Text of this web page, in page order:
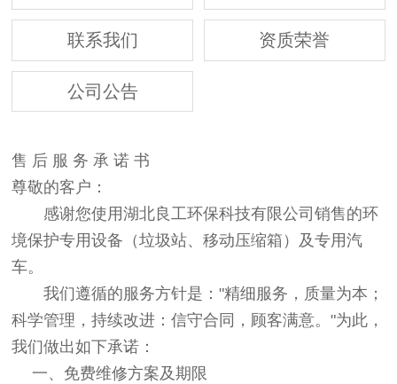
联系我们 资质荣誉
公司公告
售 后 服 务 承 诺 书
尊敬的客户：
感谢您使用湖北良工环保科技有限公司销售的环
境保护专用设备（垃圾站、移动压缩箱）及专用汽
车。
我们遵循的服务方针是："精细服务，质量为本；
科学管理，持续改进：信守合同，顾客满意。"为此，
我们做出如下承诺：
一、 免费维修方案及期限